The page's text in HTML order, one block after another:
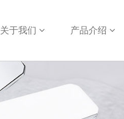
关于我们 产品介绍